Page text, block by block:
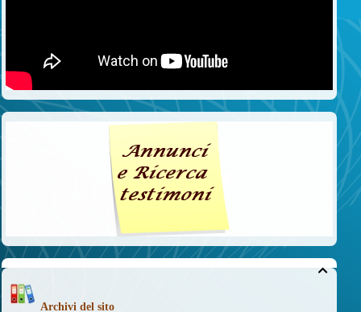

Archivi del sito